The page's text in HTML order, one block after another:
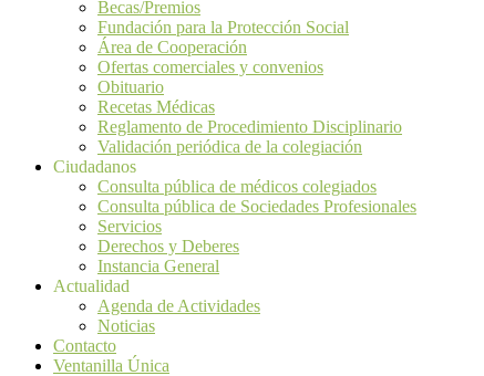
Becas/Premios
Fundación para la Protección Social
Área de Cooperación
Ofertas comerciales y convenios
Obituario
Recetas Médicas
Reglamento de Procedimiento Disciplinario
Validación periódica de la colegiación
Ciudadanos
Consulta pública de médicos colegiados
Consulta pública de Sociedades Profesionales
Servicios
Derechos y Deberes
Instancia General
Actualidad
Agenda de Actividades
Noticias
Contacto
Ventanilla Única